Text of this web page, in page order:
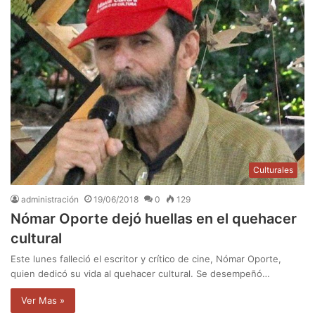
Culturales
administración 19/06/2018 0 129
Nómar Oporte dejó huellas en el quehacer
cultural
Este lunes falleció el escritor y crítico de cine, Nómar Oporte,
quien dedicó su vida al quehacer cultural. Se desempeñó…
Ver Mas »